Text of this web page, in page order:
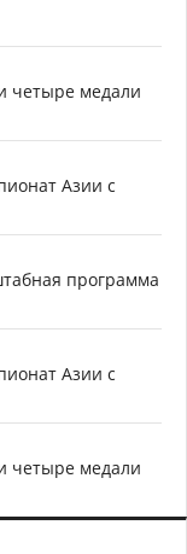
четыре медали
Азии с
программа
Азии с
четыре медали